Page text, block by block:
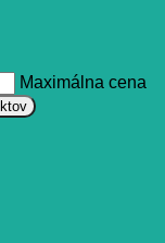
Maximálna cena